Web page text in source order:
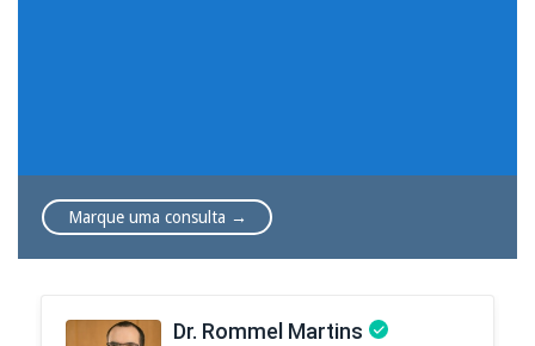
Marque uma consulta →